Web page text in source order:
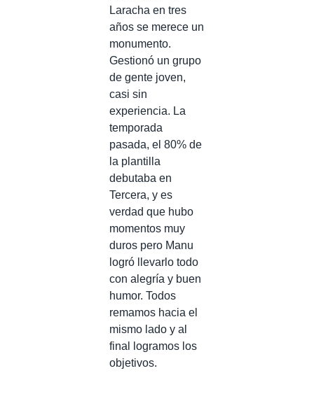
Laracha en tres
años se merece un
monumento.
Gestionó un grupo
de gente joven,
casi sin
experiencia. La
temporada
pasada, el 80% de
la plantilla
debutaba en
Tercera, y es
verdad que hubo
momentos muy
duros pero Manu
logró llevarlo todo
con alegría y buen
humor. Todos
remamos hacia el
mismo lado y al
final logramos los
objetivos.